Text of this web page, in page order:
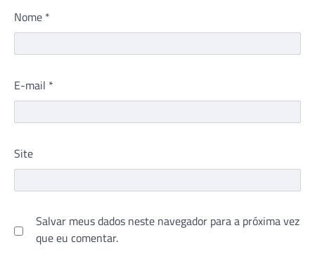
Nome *
E-mail *
Site
Salvar meus dados neste navegador para a próxima vez
que eu comentar.